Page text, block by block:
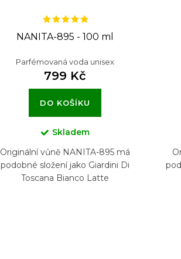
NANITA-895 - 100 ml
Parfémovaná voda unisex
799 Kč
DO KOŠÍKU
Skladem
Originální vůně NANITA-895 má
podobné složení jako Giardini Di
Toscana Bianco Latte